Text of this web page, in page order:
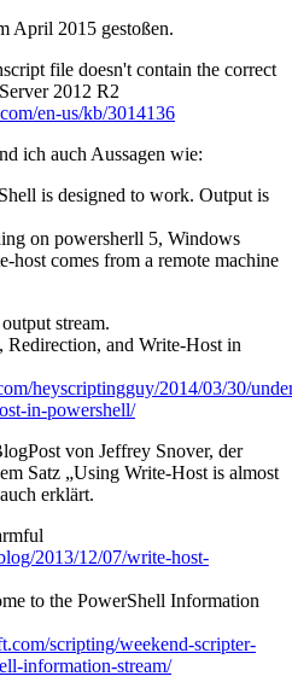
April 2015 gestoßen.
file doesn't contain the correct
2012 R2
en-us/kb/3014136
ich auch Aussagen wie:
is designed to work. Output is
on powersherll 5, Windows
host comes from a remote machine
stream.
Redirection, and Write-Host in
heyscriptingguy/2014/03/30/
in-powershell/
von Jeffrey Snover, der
Satz „Using Write-Host is almost
erklärt.
2013/12/07/write-host-
to the PowerShell Information
scripting/weekend-scripter-
information-stream/